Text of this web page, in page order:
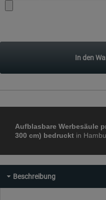
In den
Aufblasbare Werbesäule
300 cm) bedruckt in
Beschreibung